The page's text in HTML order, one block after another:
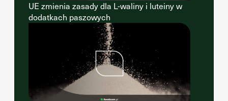
UE zmienia zasady dla L-waliny i luteiny w
dodatkach paszowych